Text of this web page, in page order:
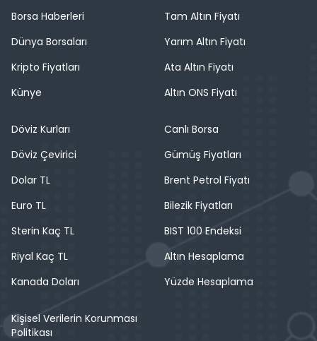
Borsa Haberleri
Dünya Borsaları
Kripto Fiyatları
Künye
Tam Altın Fiyatı
Yarım Altın Fiyatı
Ata Altın Fiyatı
Altın ONS Fiyatı
Döviz Kurları
Döviz Çevirici
Dolar TL
Euro TL
Sterin Kaç TL
Riyal Kaç TL
Kanada Doları
Canlı Borsa
Gümüş Fiyatları
Brent Petrol Fiyatı
Bilezik Fiyatları
BIST 100 Endeksi
Altın Hesaplama
Yüzde Hesaplama
Kişisel Verilerin Korunması
Politikası